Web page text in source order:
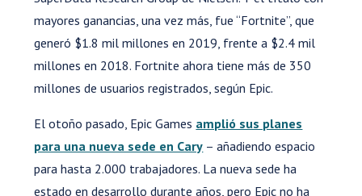
mayores ganancias, una vez más, fue “Fortnite”, que
generó $1.8 mil millones en 2019, frente a $2.4 mil
millones en 2018. Fortnite ahora tiene más de 350
millones de usuarios registrados, según Epic.
El otoño pasado, Epic Games amplió sus planes
para una nueva sede en Cary – añadiendo espacio
para hasta 2.000 trabajadores. La nueva sede ha
estado en desarrollo durante años, pero Epic no ha